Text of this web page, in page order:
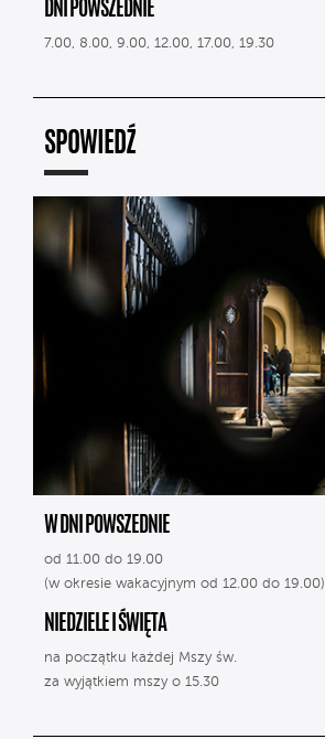
DNI POWSZEDNIE
7.00, 8.00, 9.00, 12.00, 17.00, 19.30
SPOWIEDŹ
W DNI POWSZEDNIE
od 11.00 do 19.00
(w okresie wakacyjnym od 12.00 do 19.00)
NIEDZIELE I ŚWIĘTA
na początku każdej Mszy św.
za wyjątkiem mszy o 15.30